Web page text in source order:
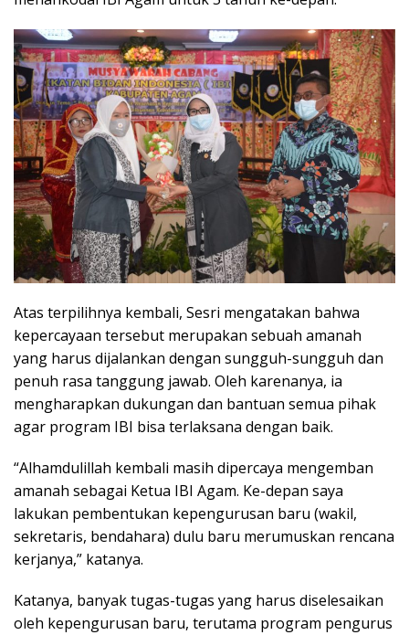
Atas terpilihnya kembali, Sesri mengatakan bahwa
kepercayaan tersebut merupakan sebuah amanah
yang harus dijalankan dengan sungguh-sungguh dan
penuh rasa tanggung jawab. Oleh karenanya, ia
mengharapkan dukungan dan bantuan semua pihak
agar program IBI bisa terlaksana dengan baik.
“Alhamdulillah kembali masih dipercaya mengemban
amanah sebagai Ketua IBI Agam. Ke-depan saya
lakukan pembentukan kepengurusan baru (wakil,
sekretaris, bendahara) dulu baru merumuskan rencana
kerjanya,” katanya.
Katanya, banyak tugas-tugas yang harus diselesaikan
oleh kepengurusan baru, terutama program pengurus